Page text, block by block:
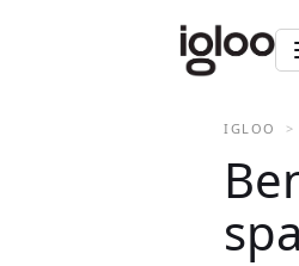
IGLOO